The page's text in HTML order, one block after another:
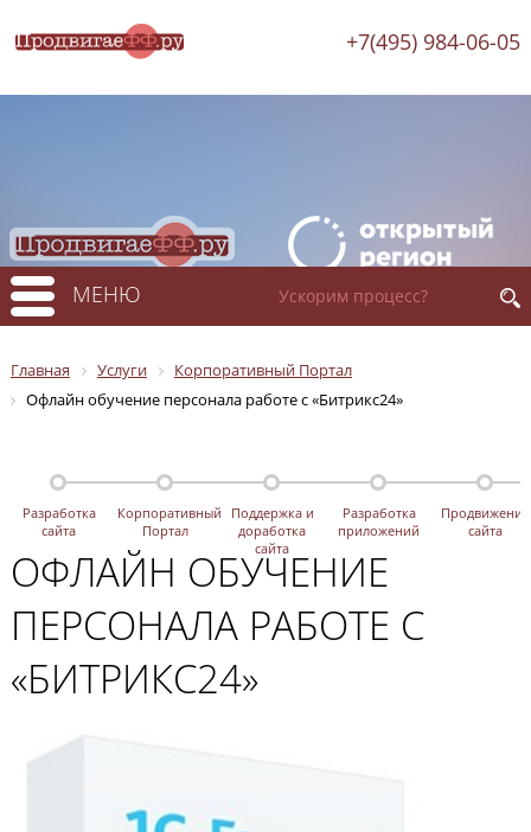
+7(495) 984-06-05
МЕНЮ
Главная Услуги
Корпоративный Портал
Офлайн обучение персонала работе с «Битрикс24»
Разработка
сайта
Корпоративный
Портал
Поддержка и
доработка
сайта
Разработка
приложений
Продвижение
сайта
ОФЛАЙН ОБУЧЕНИЕ
ПЕРСОНАЛА РАБОТЕ С
«БИТРИКС24»